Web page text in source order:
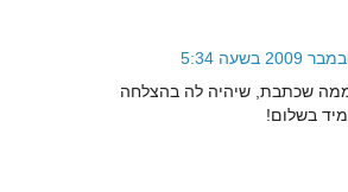
שכתבת, שיהיה לה בהצלחה
בשלום!